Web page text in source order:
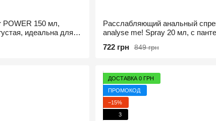
POWER 150 мл,
идеальна для
Расслабляющий анальный
analyse me! Spray 20 мл, с
849 грн
722 грн
ДОСТАВКА 0 ГРН
ПРОМОКОД
−15%
3